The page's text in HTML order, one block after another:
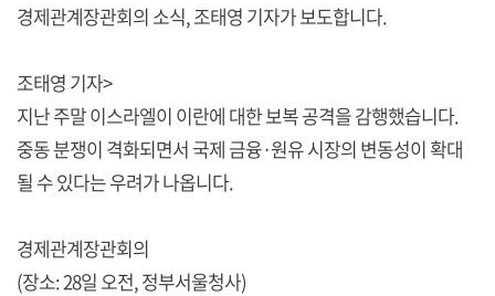
경제관계장관회의 소식, 조태영 기자가 보도합니다.
조태영 기자>
지난 주말 이스라엘이 이란에 대한 보복 공격을 감행했습니다.
중동 분쟁이 격화되면서 국제 금융·원유 시장의 변동성이 확대
될 수 있다는 우려가 나옵니다.
경제관계장관회의
(장소: 28일 오전, 정부서울청사)